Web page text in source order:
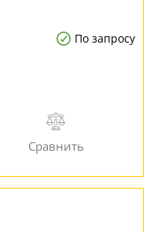
По запросу